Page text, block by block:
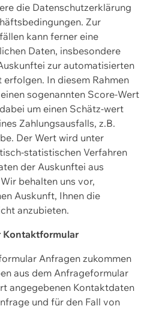
die Datenschutzerklärung
Zur
kann ferner eine
Daten, insbesondere
zur automatisierten
In diesem Rahmen
sogenannten Score-Wert
um einen Schätz-wert
Zahlungsausfalls, z.B.
Der Wert wird unter
statistischen Verfahren
der Auskunftei aus
behalten uns vor,
Auskunft, Ihnen die
anzubieten.
Kontaktformular
Anfragen zukommen
aus dem Anfrageformular
angegebenen Kontaktdaten
und für den Fall von